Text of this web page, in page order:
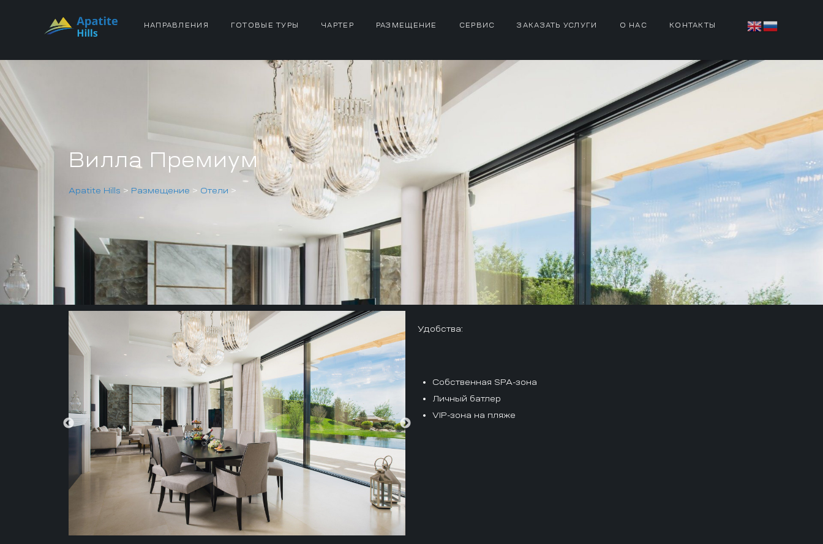
НАПРАВЛЕНИЯ ГОТОВЫЕ ТУРЫ ЧАРТЕР РАЗМЕЩЕНИЕ СЕРВИС ЗАКАЗАТЬ УСЛУГИ О НАС КОНТАКТЫ
Вилла Премиум
Apatite Hills > Размещение > Отели >
Удобства:
Собственная SPA-зона
Личный батлер
VIP-зона на пляже